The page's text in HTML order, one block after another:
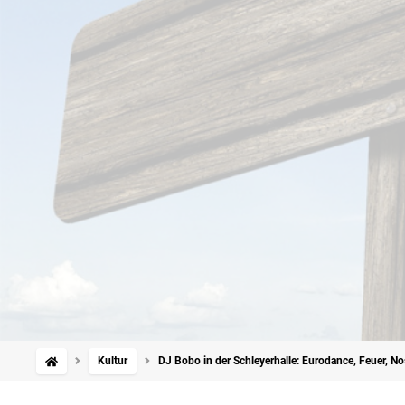
Kultur DJ Bobo in der Schleyerhalle: Eurodance, Feuer,